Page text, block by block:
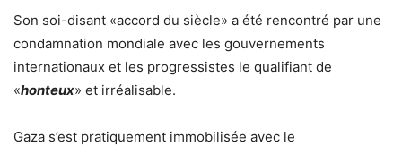
Son soi-disant «accord du siècle» a été rencontré par une
condamnation mondiale avec les gouvernements
internationaux et les progressistes le qualifiant de
«honteux» et irréalisable.
Gaza s’est pratiquement immobilisée avec le